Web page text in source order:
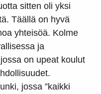
sitten oli yksi
Täällä on hyvä
yhteisöä. Kolme
ja
on upeat koulut
jossa ”kaikki